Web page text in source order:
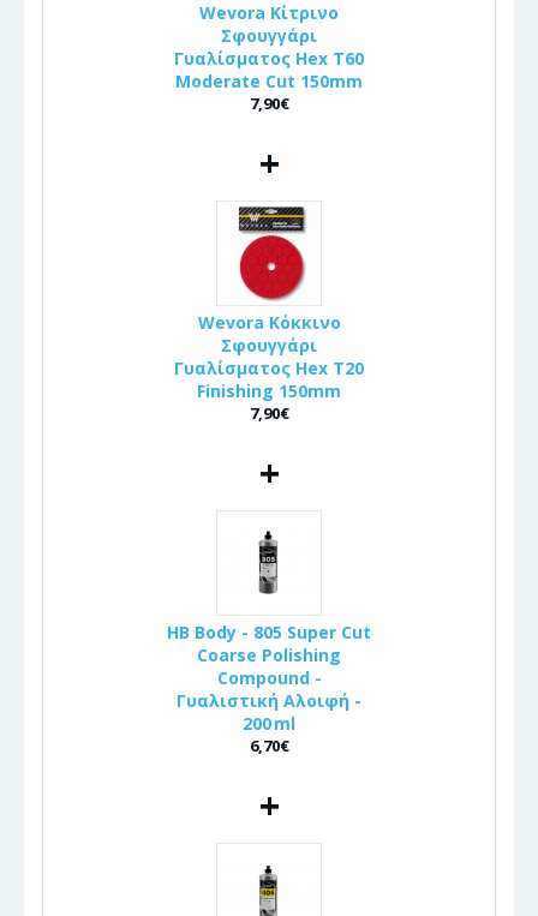
Wevora Κίτρινο
Σφουγγάρι
Γυαλίσματος Hex T60
Moderate Cut 150mm
7,90€
+
Wevora Κόκκινο
Σφουγγάρι
Γυαλίσματος Hex T20
Finishing 150mm
7,90€
+
HB Body - 805 Super Cut
Coarse Polishing
Compound -
Γυαλιστική Αλοιφή -
200 ml
6,70€
+